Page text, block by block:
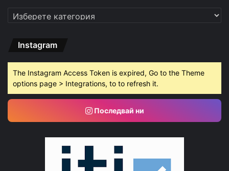
Категории
Instagram
The Instagram Access Token is expired, Go to the Theme
options page > Integrations, to to refresh it.
Последвай ни